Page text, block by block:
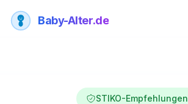
Baby-Alter.de
STIKO-Empfehlungen